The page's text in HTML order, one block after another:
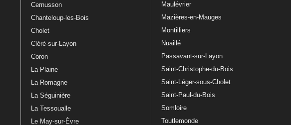
Cernusson
Chanteloup-les-Bois
Cholet
Cléré-sur-Layon
Coron
La Plaine
La Romagne
La Séguinière
La Tessoualle
Le May-sur-Èvre
Maulévrier
Mazières-en-Mauges
Montilliers
Nuaillé
Passavant-sur-Layon
Saint-Christophe-du-Bois
Saint-Léger-sous-Cholet
Saint-Paul-du-Bois
Somloire
Toutlemonde